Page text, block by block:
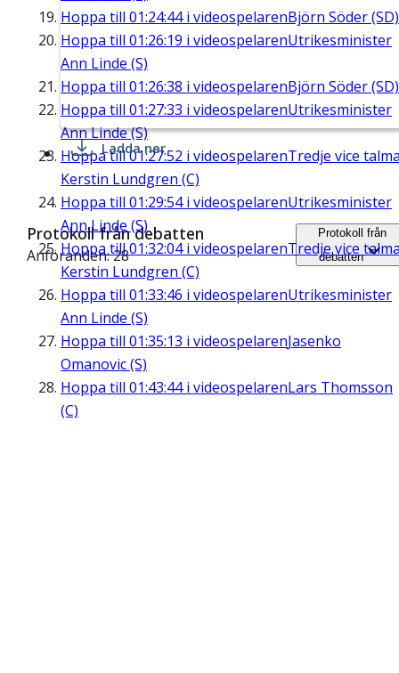
Hoppa till 01:24:44i videospelarenBjörn Söder (SD)
Hoppa till 01:26:19 i videospelarenUtrikesminister
Ann Linde (S)
Hoppa till 01:26:38 i videospelarenBjörn Söder (SD)
Hoppa till 01:27:33 i videospelarenUtrikesminister
Ann Linde (S)
Hoppa till01:27:52 i videospelarenTredje vice
Kerstin Lundgren (C)
Hoppa till 01:29:54i videospelarenUtrikesminister
Ann Linde (S)
Hoppa till01:32:04i videospelarenTredje vice
Kerstin Lundgren (C)
Hoppa till 01:33:46 i videospelarenUtrikesminister
Ann Linde (S)
Hoppa till 01:35:13 i videospelarenJasenko
Omanovic (S)
Hoppa till 01:43:44i videospelarenLars Thomsson
(C)
Ladda ner
Protokoll från debatten
Anföranden: 28
Protokoll från
debatten